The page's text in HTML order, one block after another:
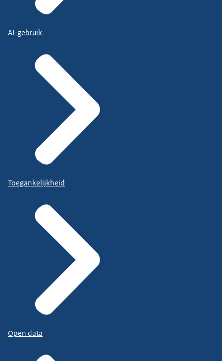
AI-gebruik
Toegankelijkheid
Open data